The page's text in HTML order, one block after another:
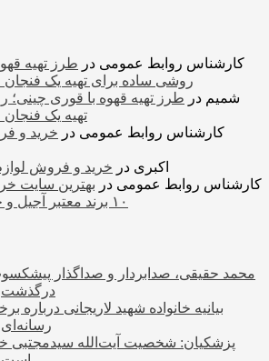
کارشناس روابط عمومی در طرز تهیه
روشی ساده برای تهیه یک
شمیم در طرز تهیه قهوه با قوری چینی؛
تهیه یک
کارشناس روابط عمومی در خرید و
اکبری در خرید و فروش
کارشناس روابط عمومی در بهترین سایت
۱۰ برند معتبر آجیل و خشکبار در ایران
محمد حقیقی، صدابردار و صداگذار
درگذشت
بیانیه خانواده شهید لاریجانی درباره
رسانه‌ای
پزشکیان: شخصیت آیت‌الله سیدمجتبی